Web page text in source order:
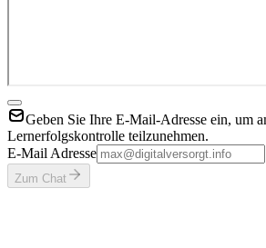
Geben Sie Ihre E-Mail-Adresse ein, um
Lernerfolgskontrolle teilzunehmen.
E-Mail Adresse
Zum Chat